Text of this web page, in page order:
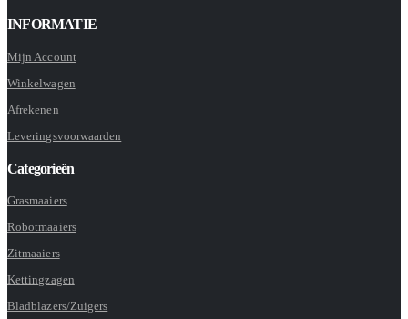
INFORMATIE
Mijn Account
Winkelwagen
Afrekenen
Leveringsvoorwaarden
Categorieën
Grasmaaiers
Robotmaaiers
Zitmaaiers
Kettingzagen
Bladblazers/Zuigers